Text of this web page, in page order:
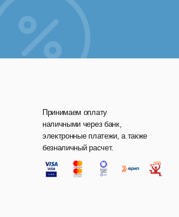
Принимаем оплату
наличными через банк,
электронные платежи, а также
безналичный расчет.